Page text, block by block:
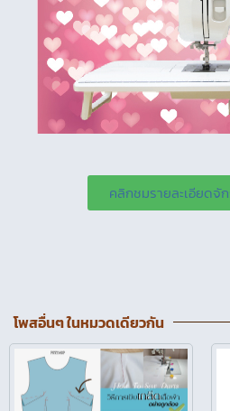
คลิกชมรายละเอียดจั
โพสอื่นๆ ในหมวดเดียวกัน